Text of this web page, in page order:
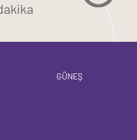
GÜNEŞ